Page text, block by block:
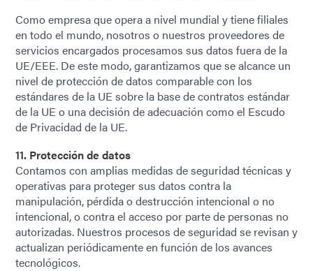
Como empresa que opera a nivel mundial y tiene filiales
en todo el mundo, nosotros o nuestros proveedores de
servicios encargados procesamos sus datos fuera de la
UE/EEE. De este modo, garantizamos que se alcance un
nivel de protección de datos comparable con los
estándares de la UE sobre la base de contratos estándar
de la UE o una decisión de adecuación como el Escudo
de Privacidad de la UE.
11. Protección de datos
Contamos con amplias medidas de seguridad técnicas y
operativas para proteger sus datos contra la
manipulación, pérdida o destrucción intencional o no
intencional, o contra el acceso por parte de personas no
autorizadas. Nuestros procesos de seguridad se revisan y
actualizan periódicamente en función de los avances
tecnológicos.